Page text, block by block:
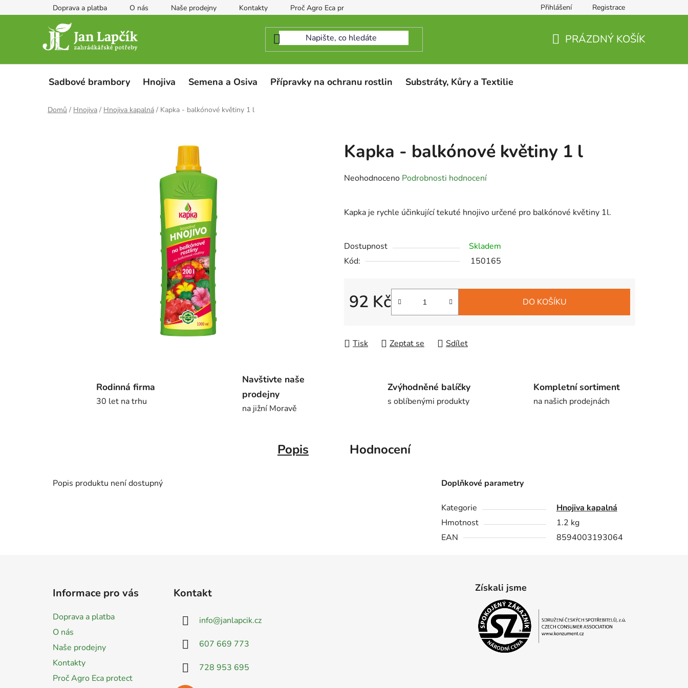
na
Doprava a platba O nás Naše prodejny Kontakty Proč Agro Eca protect Přihlášení Registrace
PRÁZDNÝ KOŠÍK
Sadbové brambory Hnojiva Semena a Osiva Přípravky na ochranu rostlin Substráty, Kůry a Textilie
Domů / Hnojiva / Hnojiva kapalná / Kapka - balkónové květiny 1 l
Kapka - balkónové květiny 1 l
Průměrné
z
5
Neohodnoceno Podrobnosti hodnocení
Kapka je rychle účinkující tekuté hnojivo určené pro balkónové květiny 1l.
Dostupnost
Skladem
Kód:
150165
92 Kč
Měrná cena:
DO KOŠÍKU
Tisk Zeptat se Sdílet
Rodinná firma
30 let na trhu
Navštivte naše
prodejny
na jižní Moravě
Zvýhodněné balíčky
s oblíbenými produkty
Kompletní sortiment
na našich prodejnách
Popis Hodnocení
Popis produktu není dostupný Doplňkové parametry
Kategorie
Hnojiva kapalná
Hmotnost
1.2 kg
EAN
8594003193064
Informace pro vás
Doprava a platba
O nás
Naše prodejny
Kontakty
Proč Agro Eca protect
Kontakt
info@janlapcik.cz
607 669 773
728 953 695
Získali jsme